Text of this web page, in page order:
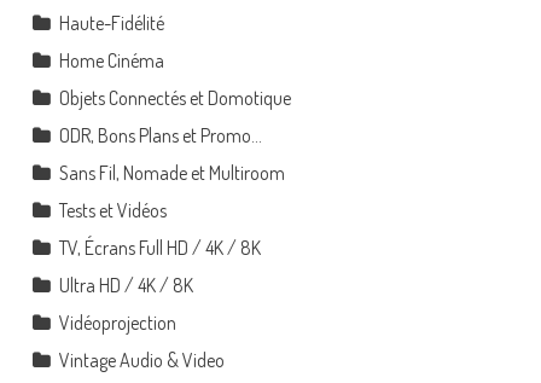
Haute-Fidélité
Home Cinéma
Objets Connectés et Domotique
ODR, Bons Plans et Promo…
Sans Fil, Nomade et Multiroom
Tests et Vidéos
TV, Écrans Full HD / 4K / 8K
Ultra HD / 4K / 8K
Vidéoprojection
Vintage Audio & Video